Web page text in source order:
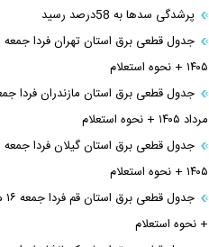
پرشدگی سدها به 58درصد رسید
۱۴۰۵ + نحوه استعلام
مرداد ۱۴۰۵ + نحوه استعلام
۱۴۰۵ + نحوه استعلام
+ نحوه استعلام